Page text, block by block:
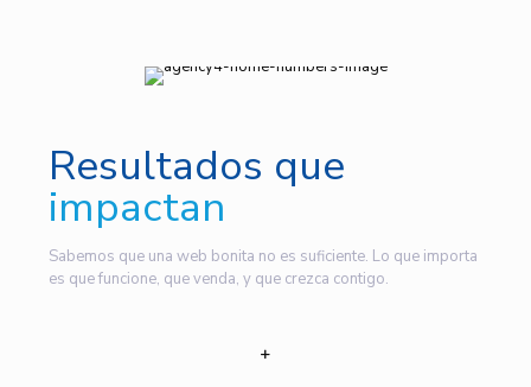
Resultados que
impactan
Sabemos que una web bonita no es suficiente. Lo que importa
es que funcione, que venda, y que crezca contigo.